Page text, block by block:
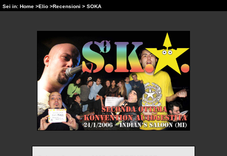
Sei in: Home >Elio >Recensioni > SOKA